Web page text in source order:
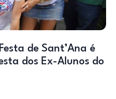
de Sant’Ana é
dos Ex-Alunos do